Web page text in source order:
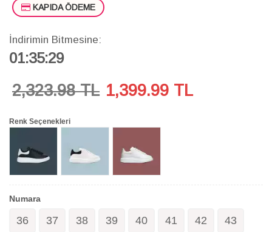
KAPIDA ÖDEME
İndirimin Bitmesine:
01:35:29
2,323.98 TL 1,399.99 TL
Renk Seçenekleri
Numara
36 37 38 39 40 41 42 43